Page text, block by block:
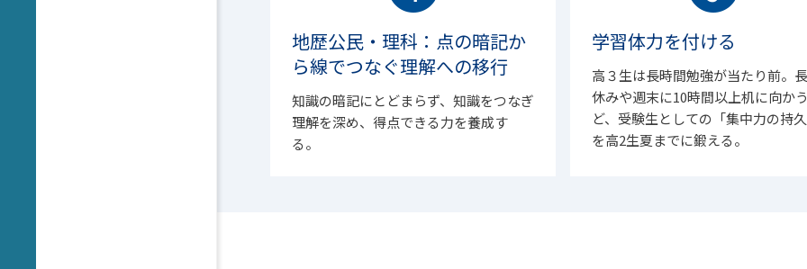
地歴公民・理科：点の暗記か
ら線でつなぐ理解への移行
知識の暗記にとどまらず、知識をつなぎ
理解を深め、得点できる力を養成す
る。
学習体力を付ける
高３生は長時間勉強が当たり前。
休みや週末に10時間以上机に向か
ど、受験生としての「集中力の持
を高2生夏までに鍛える。